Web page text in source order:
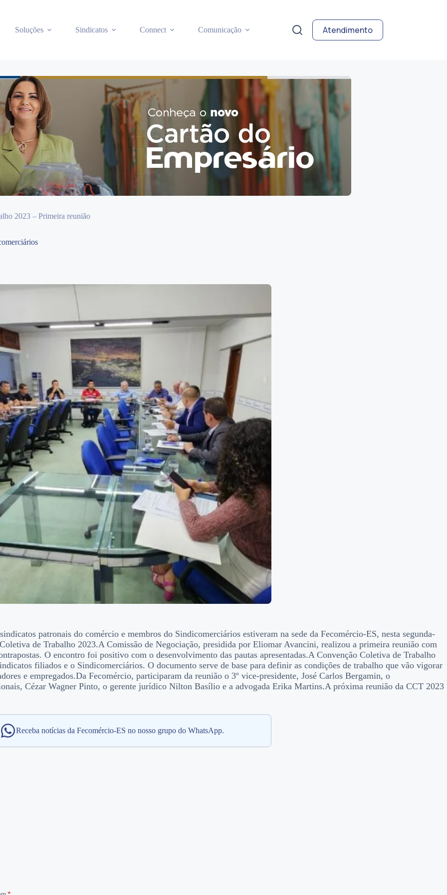
Soluções Sindicatos Connect Comunicação Atendimento
2023 – Primeira reunião
patronais do comércio e membros do Sindicomerciários estiveram na sede da Fecomércio-ES, nesta segunda-
de Trabalho 2023.A Comissão de Negociação, presidida por Eliomar Avancini, realizou a primeira reunião com
O encontro foi positivo com o desenvolvimento das pautas apresentadas.A Convenção Coletiva de Trabalho
filiados e o Sindicomerciários. O documento serve de base para definir as condições de trabalho que vão vigorar
e empregados.Da Fecomércio, participaram da reunião o 3º vice-presidente, José Carlos Bergamin, o
Cézar Wagner Pinto, o gerente jurídico Nilton Basílio e a advogada Erika Martins.A próxima reunião da CCT 2023
Receba notícias da Fecomércio-ES no nosso grupo do WhatsApp.